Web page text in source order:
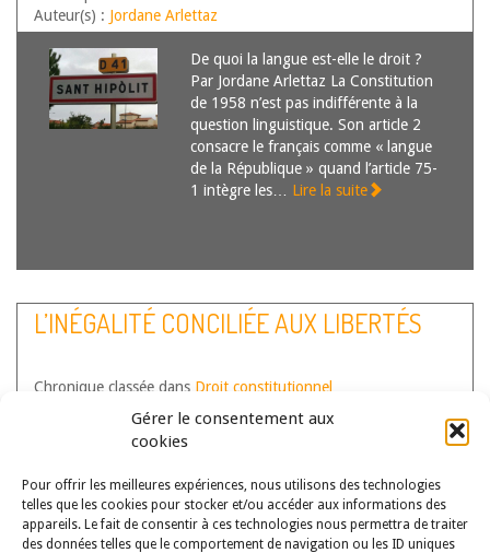
Gérer le consentement aux
cookies
Pour offrir les meilleures expériences, nous utilisons des technologies
telles que les cookies pour stocker et/ou accéder aux informations des
appareils. Le fait de consentir à ces technologies nous permettra de traiter
des données telles que le comportement de navigation ou les ID uniques
Auteur(s) : Jordane Arlettaz
De quoi la langue est-elle le droit ?
Par Jordane Arlettaz La Constitution
de 1958 n’est pas indifférente à la
question linguistique. Son article 2
consacre le français comme « langue
de la République » quand l’article 75-
1 intègre les… Lire la suite
L’INÉGALITÉ CONCILIÉE AUX LIBERTÉS
Chronique classée dans Droit constitutionnel
Jordane Arlettaz
QPC sur le droit local d’Alsace-
Moselle Par Jordane Arlettaz Saisi
pour la première fois d’une question